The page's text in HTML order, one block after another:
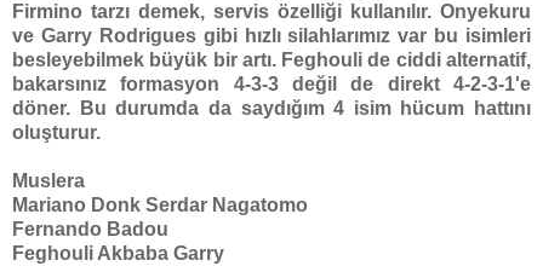
Firmino tarzı demek, servis özelliği kullanılır. Onyekuru
ve Garry Rodrigues gibi hızlı silahlarımız var bu isimleri
besleyebilmek büyük bir artı. Feghouli de ciddi alternatif,
bakarsınız formasyon 4-3-3 değil de direkt 4-2-3-1'e
döner. Bu durumda da saydığım 4 isim hücum hattını
oluşturur.
Muslera
Mariano Donk Serdar Nagatomo
Fernando Badou
Feghouli Akbaba Garry